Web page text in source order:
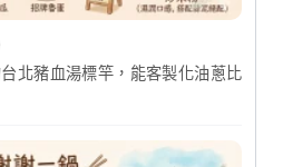
北豬血湯標竿，能客製化油蔥比